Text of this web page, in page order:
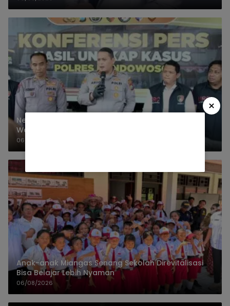
Nekat Tilep Angsuran Nasabah, Karyawan KSP
Warga Kademangan Bondowoso Ditangkap Polisi
06/08/2026
Anak-anak Miangas Senang Sekolah Direvitalisasi
Bisa Belajar Lebih Nyaman
06/08/2026
×